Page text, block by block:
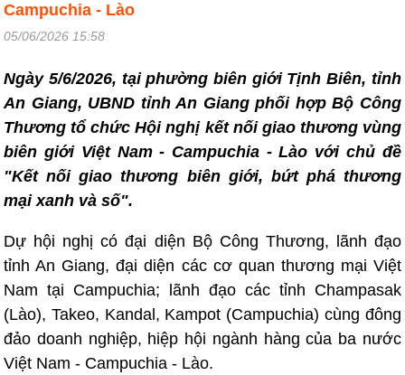
Campuchia - Lào
05/06/2026 15:58
Ngày 5/6/2026, tại phường biên giới Tịnh Biên, tỉnh
An Giang, UBND tỉnh An Giang phối hợp Bộ Công
Thương tổ chức Hội nghị kết nối giao thương vùng
biên giới Việt Nam - Campuchia - Lào với chủ đề
"Kết nối giao thương biên giới, bứt phá thương
mại xanh và số".
Dự hội nghị có đại diện Bộ Công Thương, lãnh đạo
tỉnh An Giang, đại diện các cơ quan thương mại Việt
Nam tại Campuchia; lãnh đạo các tỉnh Champasak
(Lào), Takeo, Kandal, Kampot (Campuchia) cùng đông
đảo doanh nghiệp, hiệp hội ngành hàng của ba nước
Việt Nam - Campuchia - Lào.